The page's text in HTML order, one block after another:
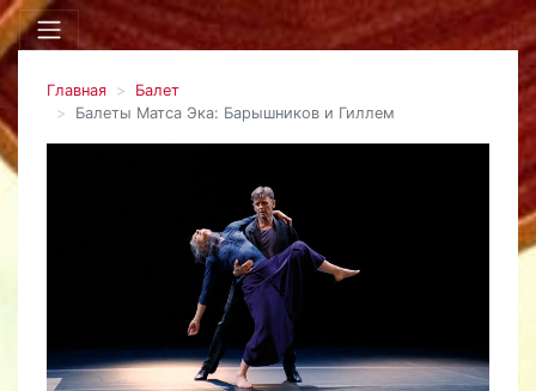
Главная
Балет
Балеты Матса Эка: Барышников и Гиллем